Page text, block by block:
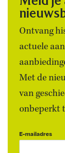
Ontvang
actuele
Met de
van
onbeperkt
E-mailadres